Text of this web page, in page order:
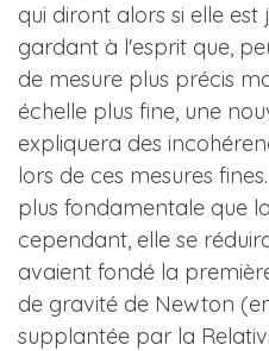
qui diront alors si elle est
gardant à l'esprit que,
de mesure plus précis
échelle plus fine, une
expliquera des
lors de ces mesures
plus fondamentale que
cependant, elle se
avaient fondé la
de gravité de Newton
supplantée par la